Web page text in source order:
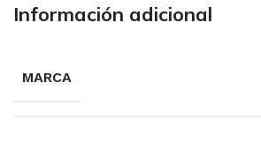
Información adicional
MARCA